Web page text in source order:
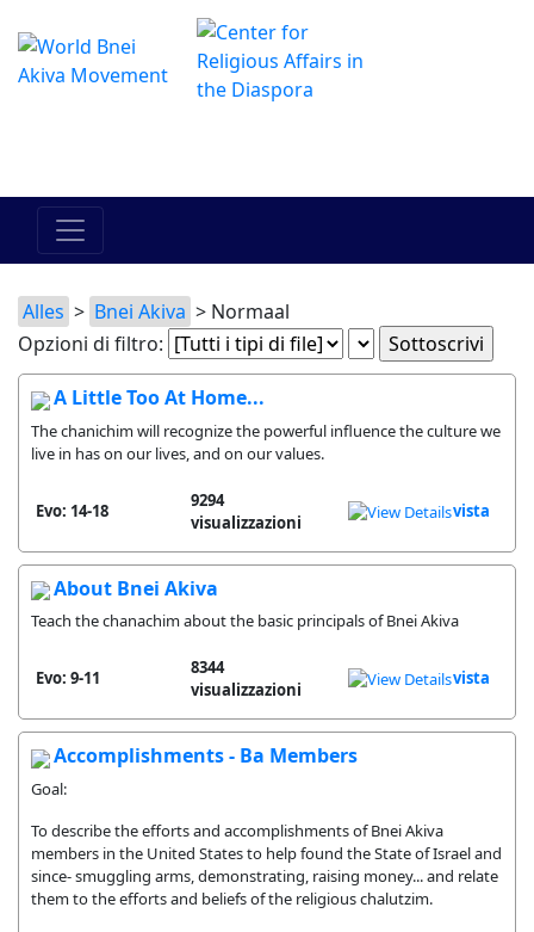
Alles > Bnei Akiva > Normaal
Opzioni di filtro:
A Little Too At Home...
The chanichim will recognize the powerful influence the culture we
live in has on our lives, and on our values.
Evo: 14-18
9294
visualizzazioni
vista
About Bnei Akiva
Teach the chanachim about the basic principals of Bnei Akiva
Evo: 9-11
8344
visualizzazioni
vista
Accomplishments - Ba Members
Goal:
To describe the efforts and accomplishments of Bnei Akiva
members in the United States to help found the State of Israel and
since- smuggling arms, demonstrating, raising money... and relate
them to the efforts and beliefs of the religious chalutzim.